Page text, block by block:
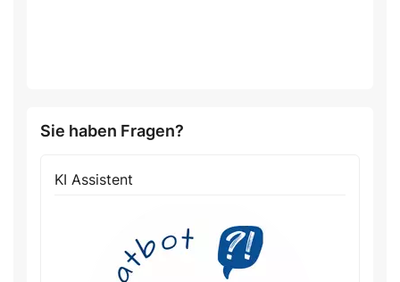
Sie haben Fragen?
KI Assistent